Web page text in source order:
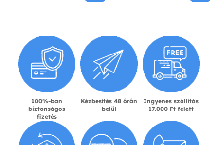
100%-ban
biztonságos
fizetés
Kézbesítés 48 órán
belül
Ingyenes szállítás
17.000 Ft felett